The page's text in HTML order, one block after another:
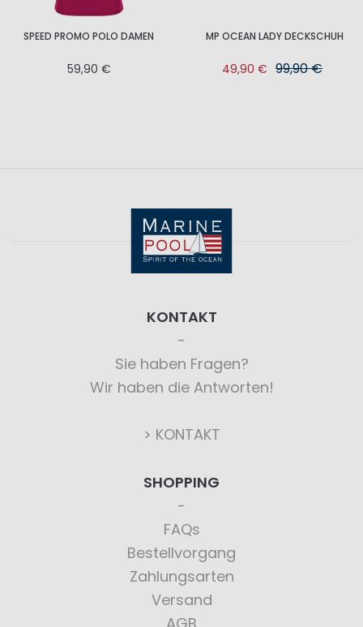
SPEED PROMO POLO DAMEN
59,90 €
MP OCEAN LADY DECKSCHUH
49,90 € 99,90 €
KONTAKT
Sie haben Fragen?
Wir haben die Antworten!
> KONTAKT
SHOPPING
FAQs
Bestellvorgang
Zahlungsarten
Versand